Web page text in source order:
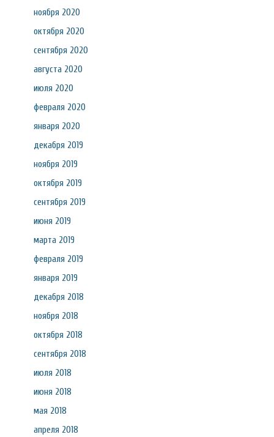
ноября 2020
октября 2020
сентября 2020
августа 2020
июля 2020
февраля 2020
января 2020
декабря 2019
ноября 2019
октября 2019
сентября 2019
июня 2019
марта 2019
февраля 2019
января 2019
декабря 2018
ноября 2018
октября 2018
сентября 2018
июля 2018
июня 2018
мая 2018
апреля 2018